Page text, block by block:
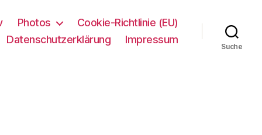
Photos
Cookie-Richtlinie (EU)
Datenschutzerklärung
Impressum
Suche